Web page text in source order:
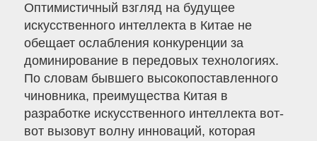
Оптимистичный взгляд на будущее
искусственного интеллекта в Китае не
обещает ослабления конкуренции за
доминирование в передовых технологиях.
По словам бывшего высокопоставленного
чиновника, преимущества Китая в
разработке искусственного интеллекта вот-
вот вызовут волну инноваций, которая